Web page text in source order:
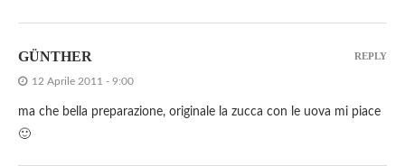
GÜNTHER
12 Aprile 2011 - 9:00
ma che bella preparazione, originale la zucca con le uova mi piace
🙂
REPLY